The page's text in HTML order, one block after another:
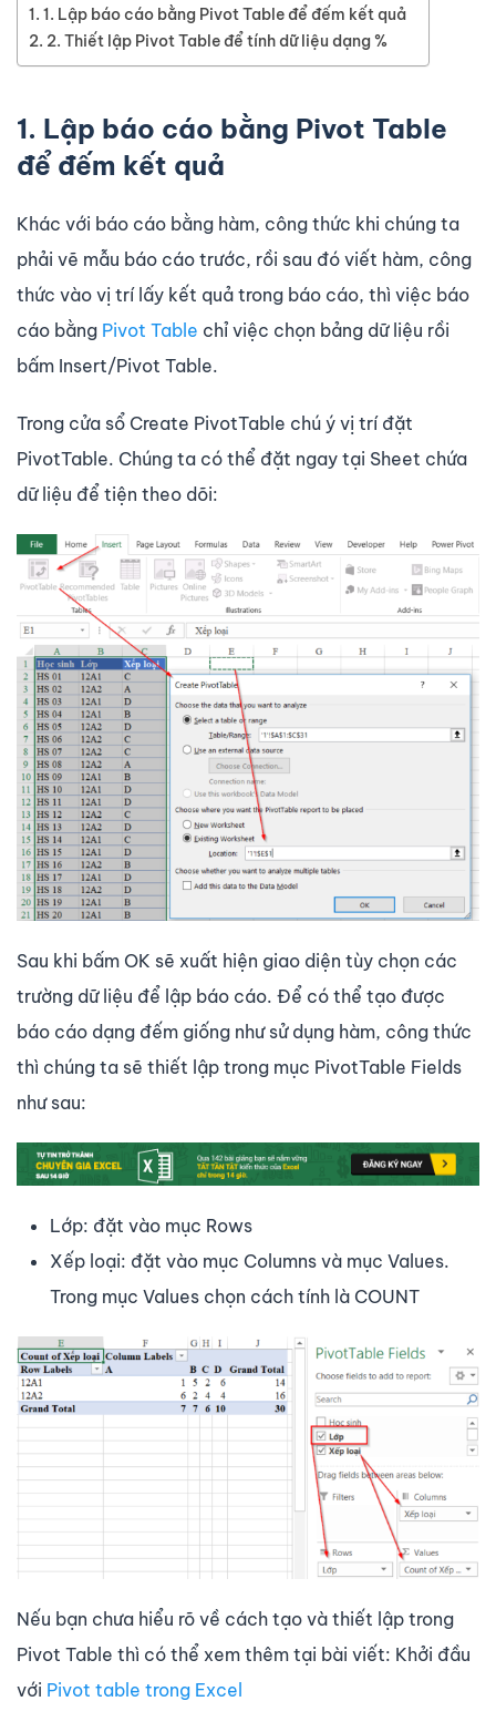
1. Lập báo cáo bằng Pivot Table để đếm kết quả
2. Thiết lập Pivot Table để tính dữ liệu dạng %
1. Lập báo cáo bằng Pivot Table
để đếm kết quả
Khác với báo cáo bằng hàm, công thức khi chúng ta
phải vẽ mẫu báo cáo trước, rồi sau đó viết hàm, công
thức vào vị trí lấy kết quả trong báo cáo, thì việc báo
cáo bằng Pivot Table chỉ việc chọn bảng dữ liệu rồi
bấm Insert/Pivot Table.
Trong cửa sổ Create PivotTable chú ý vị trí đặt
PivotTable. Chúng ta có thể đặt ngay tại Sheet chứa
dữ liệu để tiện theo dõi:
Sau khi bấm OK sẽ xuất hiện giao diện tùy chọn các
trường dữ liệu để lập báo cáo. Để có thể tạo được
báo cáo dạng đếm giống như sử dụng hàm, công thức
thì chúng ta sẽ thiết lập trong mục PivotTable Fields
như sau:
Lớp: đặt vào mục Rows
Xếp loại: đặt vào mục Columns và mục Values.
Trong mục Values chọn cách tính là COUNT
Nếu bạn chưa hiểu rõ về cách tạo và thiết lập trong
Pivot Table thì có thể xem thêm tại bài viết: Khởi đầu
với Pivot table trong Excel